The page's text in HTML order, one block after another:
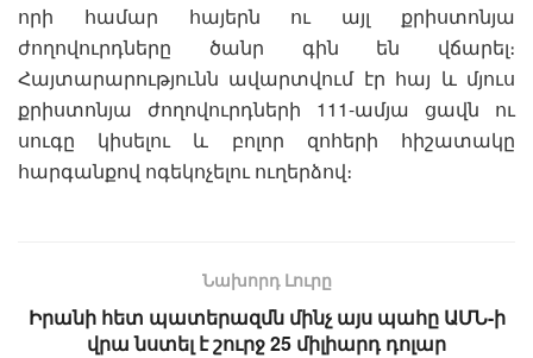
որի համար հայերն ու այլ քրիստոնյա
ժողովուրդները ծանր գին են վճարել։
Հայտարարությունն ավարտվում էր հայ և մյուս
քրիստոնյա ժողովուրդների 111-ամյա ցավն ու
սուգը կիսելու և բոլոր զոհերի հիշատակը
հարգանքով ոգեկոչելու ուղերձով։
Նախորդ Լուրը
Իրանի հետ պատերազմն մինչ այս պահը ԱՄՆ-ի
վրա նստել է շուրջ 25 միլիարդ դոլար